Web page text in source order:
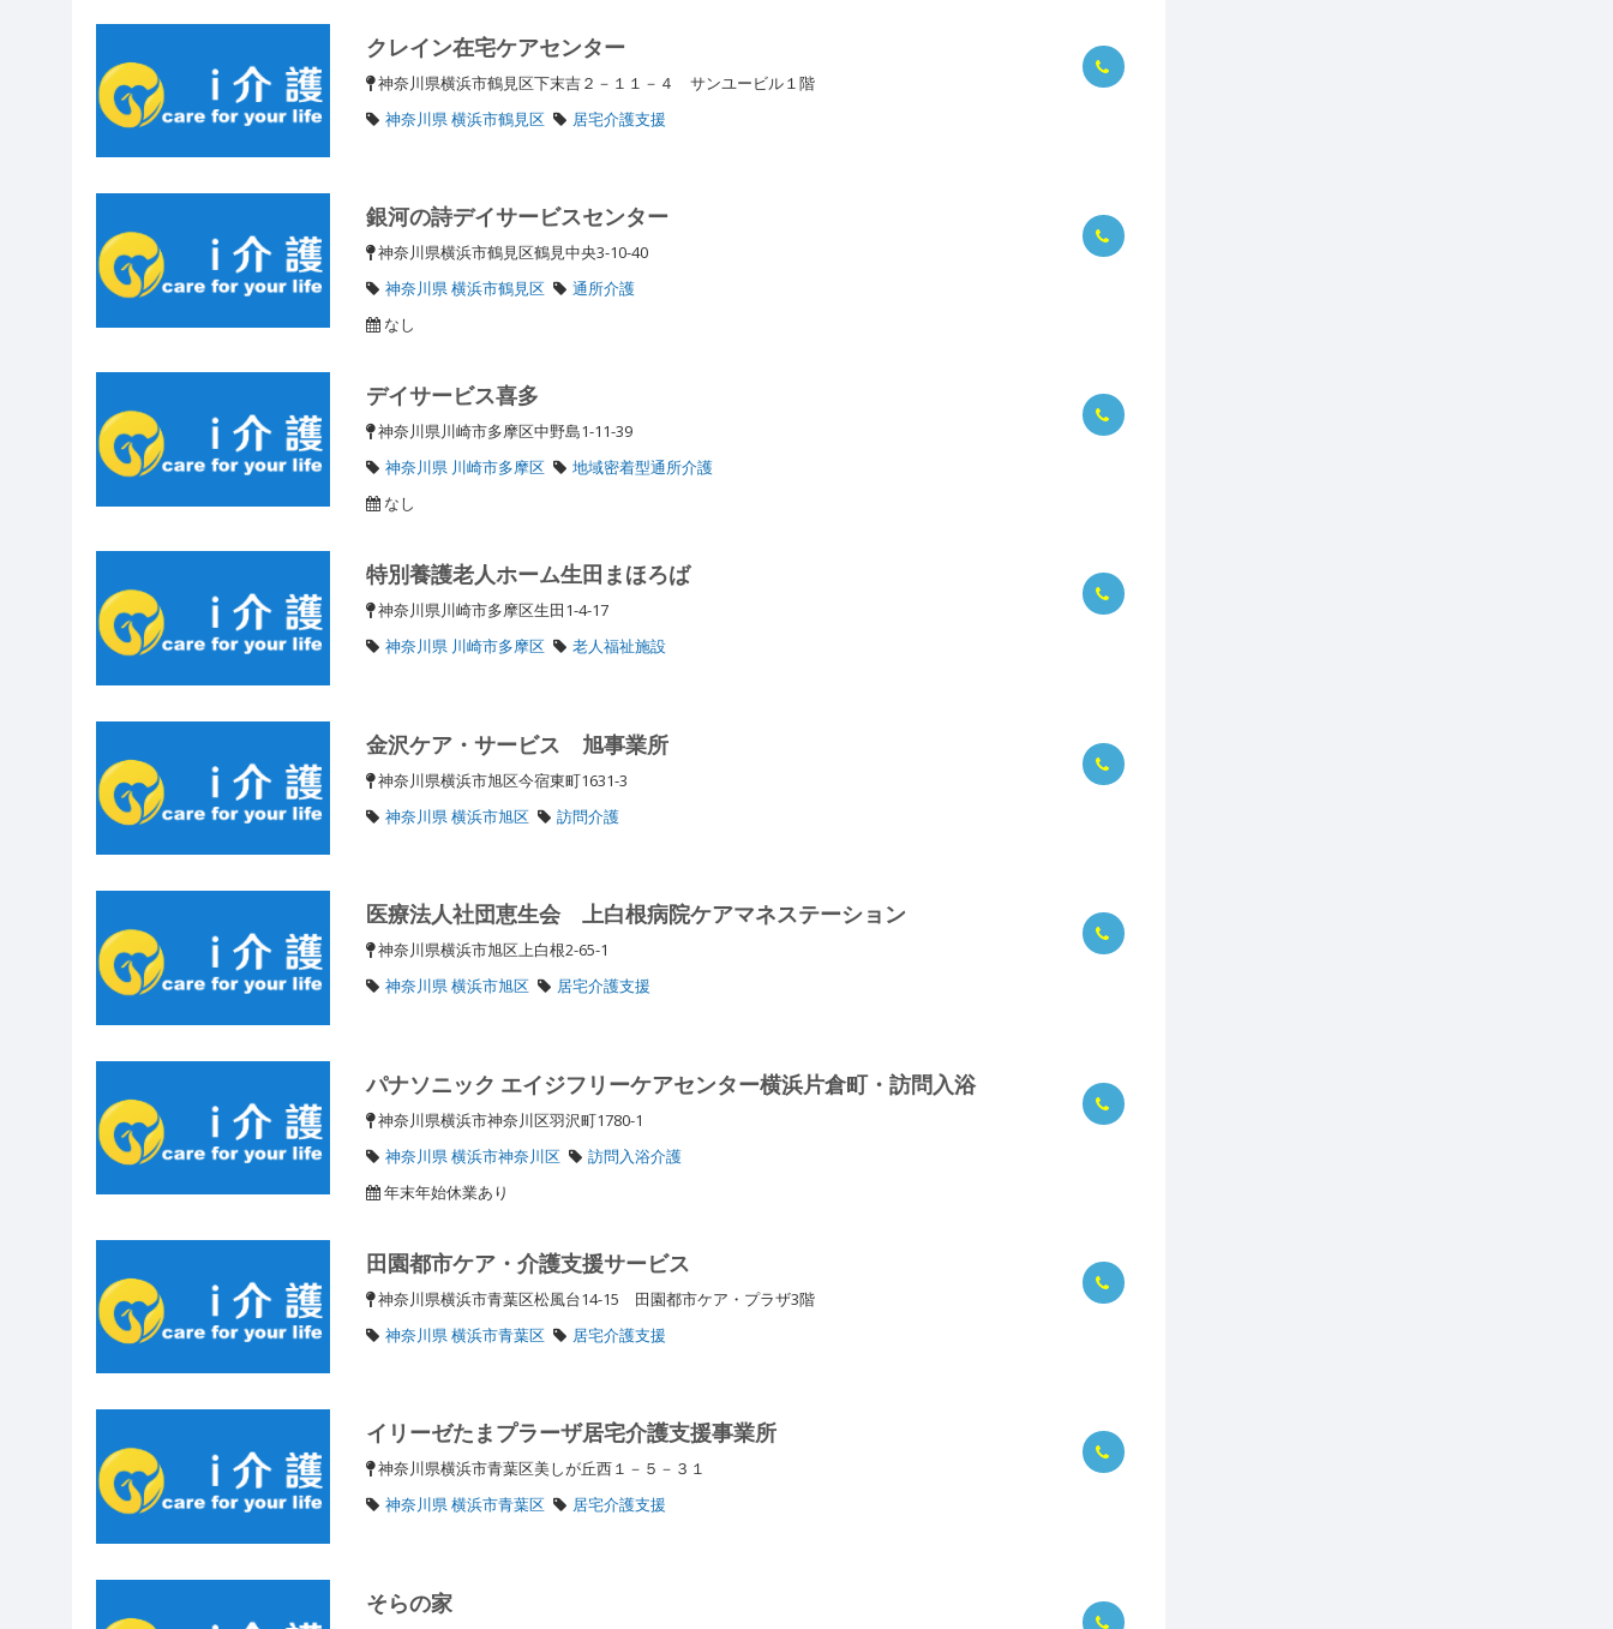
クレイン在宅ケアセンター
神奈川県横浜市鶴見区下末吉２－１１－４ サンユービル１階
神奈川県 横浜市鶴見区
居宅介護支援
銀河の詩デイサービスセンター
神奈川県横浜市鶴見区鶴見中央3-10-40
神奈川県 横浜市鶴見区
通所介護
なし
デイサービス喜多
神奈川県川崎市多摩区中野島1-11-39
神奈川県 川崎市多摩区
地域密着型通所介護
なし
特別養護老人ホーム生田まほろば
神奈川県川崎市多摩区生田1-4-17
神奈川県 川崎市多摩区
老人福祉施設
金沢ケア・サービス 旭事業所
神奈川県横浜市旭区今宿東町1631-3
神奈川県 横浜市旭区
訪問介護
医療法人社団恵生会 上白根病院ケアマネステーション
神奈川県横浜市旭区上白根2-65-1
神奈川県 横浜市旭区
居宅介護支援
パナソニック エイジフリーケアセンター横浜片倉町・訪問入浴
神奈川県横浜市神奈川区羽沢町1780-1
神奈川県 横浜市神奈川区
訪問入浴介護
年末年始休業あり
田園都市ケア・介護支援サービス
神奈川県横浜市青葉区松風台14-15 田園都市ケア・プラザ3階
神奈川県 横浜市青葉区
居宅介護支援
イリーゼたまプラーザ居宅介護支援事業所
神奈川県横浜市青葉区美しが丘西１－５－３１
神奈川県 横浜市青葉区
居宅介護支援
そらの家